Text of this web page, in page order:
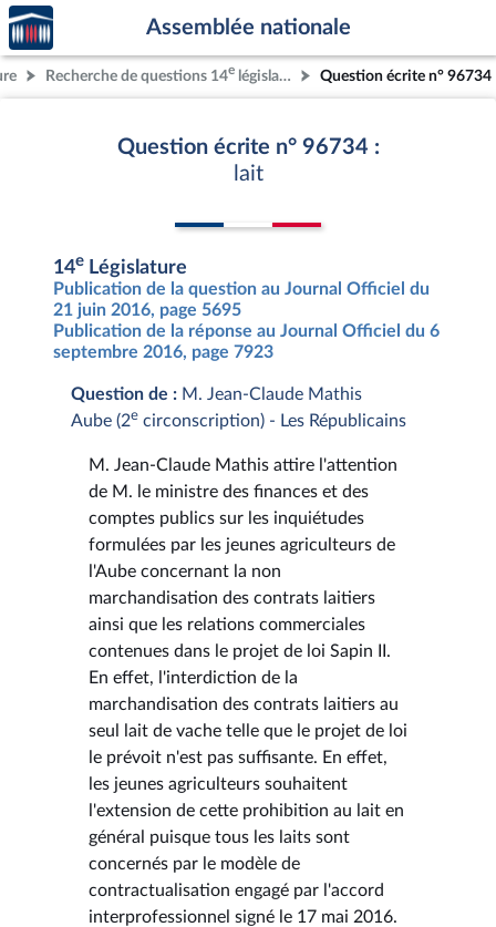
Aller au contenu
Aller en bas de la page
Accèder
à la
page
d'accueil
Assemblée nationale
Recherche de questions 14e législature Question écrite n° 96734
Question écrite n° 96734 :
lait
14e Législature
Publication de la question au Journal Officiel du
21 juin 2016, page 5695
Publication de la réponse au Journal Officiel du 6
septembre 2016, page 7923
Question de : M. Jean-Claude Mathis
Aube (2e circonscription) - Les Républicains
M. Jean-Claude Mathis attire l'attention
de M. le ministre des finances et des
comptes publics sur les inquiétudes
formulées par les jeunes agriculteurs de
l'Aube concernant la non
marchandisation des contrats laitiers
ainsi que les relations commerciales
contenues dans le projet de loi Sapin II.
En effet, l'interdiction de la
marchandisation des contrats laitiers au
seul lait de vache telle que le projet de loi
le prévoit n'est pas suffisante. En effet,
les jeunes agriculteurs souhaitent
l'extension de cette prohibition au lait en
général puisque tous les laits sont
concernés par le modèle de
contractualisation engagé par l'accord
interprofessionnel signé le 17 mai 2016.